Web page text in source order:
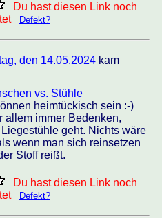
Du hast diesen Link noch
Defekt?
den 14.05.2024 kam
vs. Stühle
heimtückisch sein :-)
allem immer Bedenken,
geht. Nichts wäre
wenn man sich reinsetzen
Stoff reißt.
Du hast diesen Link noch
Defekt?